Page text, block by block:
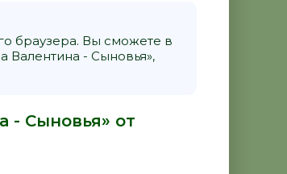
браузера. Вы сможете в
- Сыновья»,
- Сыновья» от